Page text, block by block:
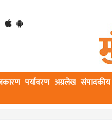
पर्यावरण अग्रलेख संपादकीय